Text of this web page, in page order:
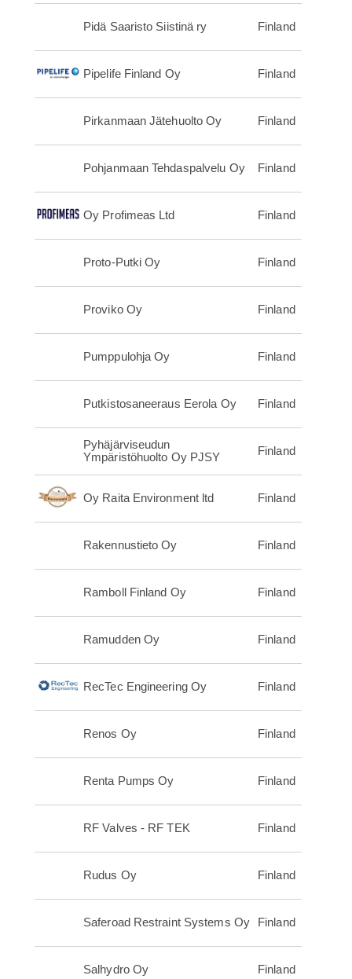
Pidä Saaristo Siistinä ry Finland
Pipelife Finland Oy Finland
Pirkanmaan Jätehuolto Oy Finland
Pohjanmaan Tehdaspalvelu Oy Finland
Oy Profimeas Ltd Finland
Proto-Putki Oy Finland
Proviko Oy Finland
Pumppulohja Oy Finland
Putkistosaneeraus Eerola Oy Finland
Pyhäjärviseudun
Ympäristöhuolto Oy PJSY
Finland
Oy Raita Environment ltd Finland
Rakennustieto Oy Finland
Ramboll Finland Oy Finland
Ramudden Oy Finland
RecTec Engineering Oy Finland
Renos Oy Finland
Renta Pumps Oy Finland
RF Valves - RF TEK Finland
Rudus Oy Finland
Saferoad Restraint Systems Oy Finland
Salhydro Oy Finland